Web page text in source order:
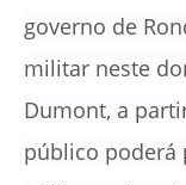
governo de
militar neste
Dumont, a
público poderá